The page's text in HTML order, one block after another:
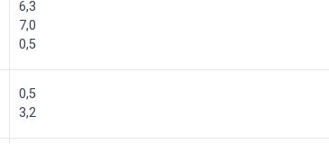
6,3
7,0
0,5
0,5
3,2